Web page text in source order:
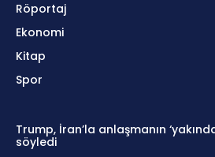
Röportaj
Ekonomi
Kitap
Spor
Trump, İran’la anlaşmanın
söyledi